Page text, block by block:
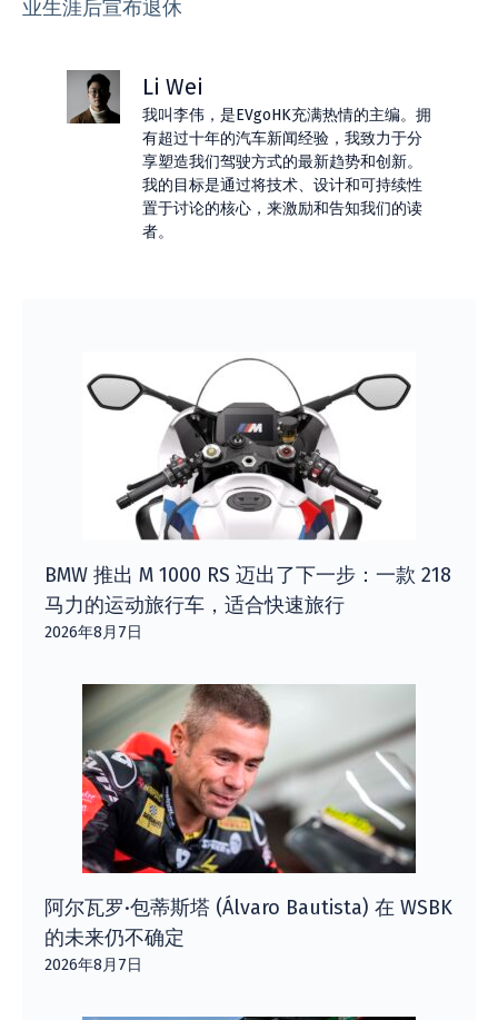
业生涯后宣布退休
Li Wei
我叫李伟，是EVgoHK充满热情的主编。拥
有超过十年的汽车新闻经验，我致力于分
享塑造我们驾驶方式的最新趋势和创新。
我的目标是通过将技术、设计和可持续性
置于讨论的核心，来激励和告知我们的读
者。
BMW 推出 M 1000 RS 迈出了下一步：一款 218
马力的运动旅行车，适合快速旅行
2026年8月7日
阿尔瓦罗·包蒂斯塔 (Álvaro Bautista) 在 WSBK
的未来仍不确定
2026年8月7日